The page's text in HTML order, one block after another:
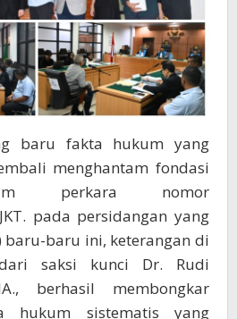
baru fakta hukum yang
menghantam fondasi
perkara nomor
pada persidangan yang
baru-baru ini, keterangan di
saksi kunci Dr. Rudi
berhasil membongkar
hukum sistematis yang